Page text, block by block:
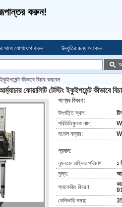
করুন!
সাথে যোগাযোগ করুন উদ্ধৃতির জন্য আবেদন
ইকুইপমেন্ট কীভাবে বিচার করবেন
কোয়ালিটি টেস্টিং ইকুইপমেন্ট কীভাবে
পণ্যের বিবরণ:
উৎপত্তি স্থল:
চীন
পরিচিতিমুলক নাম:
মডেল নম্বার:
প্রদান:
ন্যূনতম চাহিদার পরিমাণ:
১
মূল্য:
প্যাকেজিং বিবরণ:
ডেলিভারি সময়: